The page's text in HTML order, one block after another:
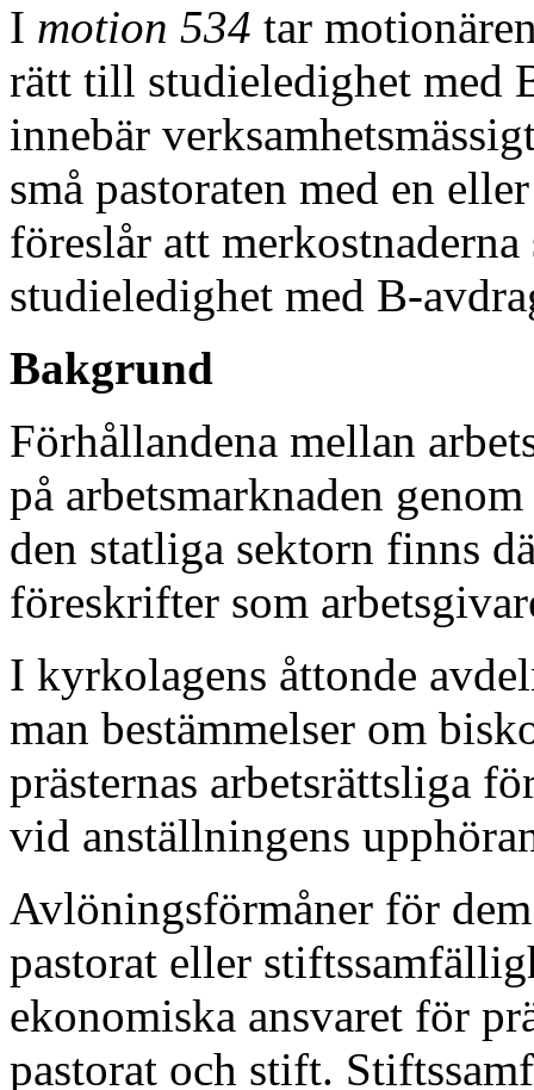
I motion 534 tar
rätt till studieledighet med
innebär
små pastoraten med en
föreslår att
studieledighet med B-
Bakgrund
Förhållandena mellan
på arbetsmarknaden
den statliga sektorn finns
föreskrifter som
I kyrkolagens åttonde
man bestämmelser om
prästernas arbetsrättsliga
vid anställningens
Avlöningsförmåner för
pastorat eller
ekonomiska ansvaret för
pastorat och stift.